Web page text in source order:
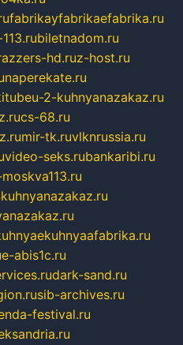
fabrikayfabrikaefabrika.ru
biletnadom.ru
hd.ruz-host.ru
naperekate.ru
2-kuhnyanazakaz.ru
cs-68.ru
mir-tk.ruvlknrussia.ru
video-seks.rubankaribi.ru
e-abis1c.ru
dark-sand.ru
sib-archives.ru
festival.ru